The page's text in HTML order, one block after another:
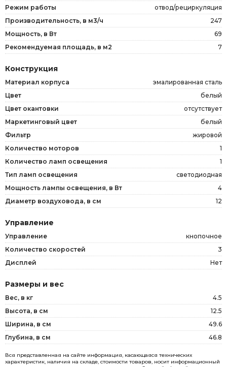
Режим работы
отвод/рециркуляция
Производительность, в м3/ч
247
Мощность, в Вт
69
Рекомендуемая площадь, в м2
7
Конструкция
Материал корпуса
эмалированная сталь
Цвет
белый
Цвет окантовки
отсутствует
Маркетинговый цвет
белый
Фильтр
жировой
Количество моторов
1
Количество ламп освещения
1
Тип ламп освещения
светодиодная
Мощность лампы освещения, в Вт
4
Диаметр воздуховода, в см
12
Управление
Управление
кнопочное
Количество скоростей
3
Дисплей
Нет
Размеры и вес
Вес, в кг
4.5
Высота, в см
12.5
Ширина, в см
49.6
Глубина, в см
46.8
Вся представленная на сайте информация, касающаяся технических
характеристик, наличия на складе, стоимости товаров, носит информационный